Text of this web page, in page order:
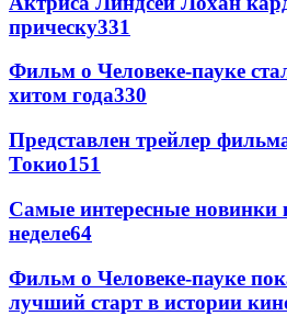
прическу331
Фильм о Человеке-пауке
хитом года330
Представлен трейлер
Токио151
Самые интересные новинки
неделе64
Фильм о Человеке-пауке
лучший старт в истории